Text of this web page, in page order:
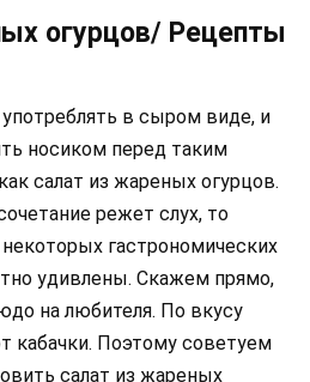
огурцов/ Рецепты
в сыром виде, и
носиком перед таким
салат из жареных огурцов.
режет слух, то
гастрономических
удивлены. Скажем прямо,
на любителя. По вкусу
кабачки. Поэтому советуем
салат из жареных